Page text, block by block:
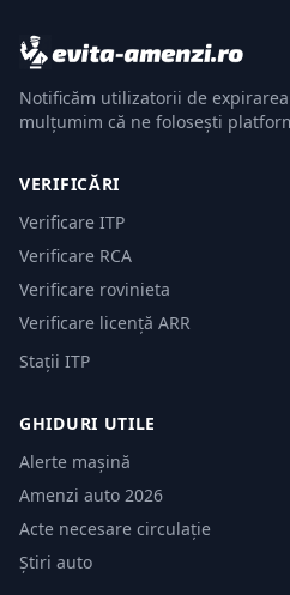
Notificăm utilizatorii de
mulțumim că ne folosești
VERIFICĂRI
Verificare ITP
Verificare RCA
Verificare rovinieta
Verificare licență ARR
Stații ITP
GHIDURI UTILE
Alerte mașină
Amenzi auto 2026
Acte necesare circulație
Știri auto